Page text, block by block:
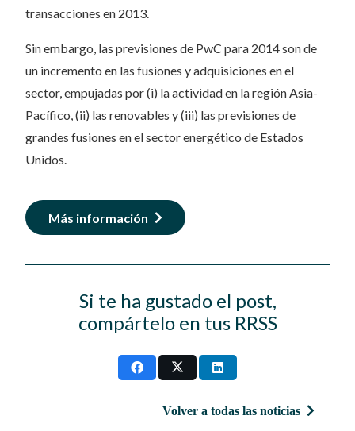
transacciones en 2013.
Sin embargo, las previsiones de PwC para 2014 son de
un incremento en las fusiones y adquisiciones en el
sector, empujadas por (i) la actividad en la región Asia-
Pacífico, (ii) las renovables y (iii) las previsiones de
grandes fusiones en el sector energético de Estados
Unidos.
Más información
Si te ha gustado el post,
compártelo en tus RRSS
Volver a todas las noticias